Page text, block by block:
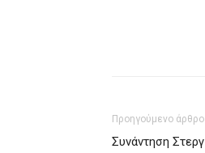
Προηγούμενο άρθρο
Συνάντηση